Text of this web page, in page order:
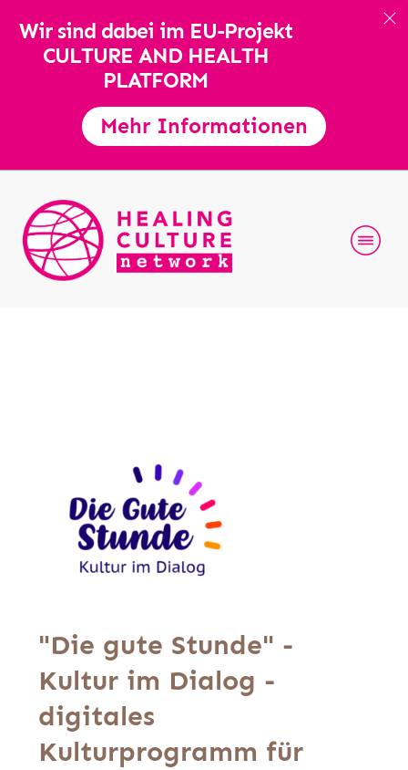
"Die gute Stunde" -
Kultur im Dialog -
digitales
Kulturprogramm für
Wir sind dabei im EU-Projekt
CULTURE AND HEALTH
PLATFORM
Mehr Informationen